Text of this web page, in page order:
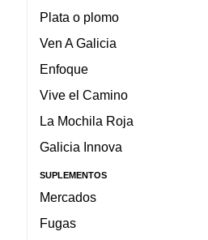
Plata o plomo
Ven A Galicia
Enfoque
Vive el Camino
La Mochila Roja
Galicia Innova
SUPLEMENTOS
Mercados
Fugas